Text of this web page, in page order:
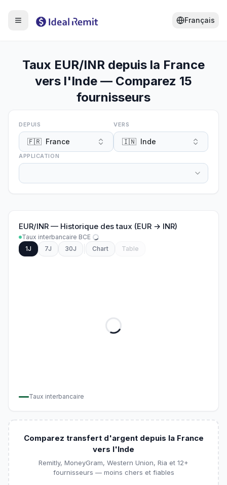
Français
Taux EUR/INR depuis la France
vers l'Inde — Comparez 15
fournisseurs
DEPUIS
🇫🇷 France
VERS
🇮🇳 Inde
APPLICATION
EUR/INR — Historique des taux (EUR → INR)
Taux interbancaire BCE
1J
7J 30J Chart Table
Taux interbancaire
Comparez transfert d'argent depuis la France
vers l'Inde
Remitly, MoneyGram, Western Union, Ria et 12+
fournisseurs — moins chers et fiables